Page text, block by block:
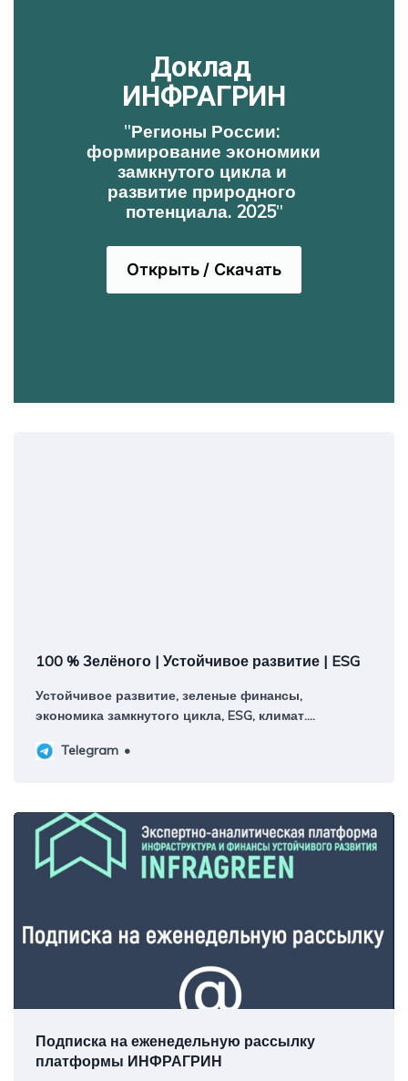
Доклад
ИНФРАГРИН
"Регионы России:
формирование экономики
замкнутого цикла и
развитие природного
потенциала. 2025"
Открыть / Скачать
100 % Зелёного | Устойчивое развитие | ESG
Устойчивое развитие, зеленые финансы,
экономика замкнутого цикла, ESG, климат.
ИНФРАГРИН Светланы Бик Контакты:
Telegram
Подписка на еженедельную рассылку
платформы ИНФРАГРИН